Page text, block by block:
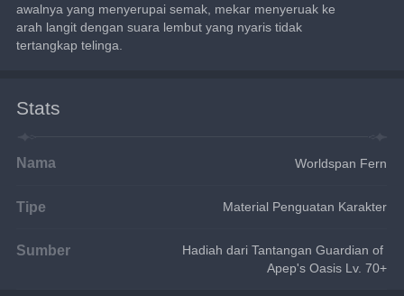
awalnya yang menyerupai semak, mekar menyeruak ke
arah langit dengan suara lembut yang nyaris tidak
tertangkap telinga.
Stats
Nama Worldspan Fern
Tipe Material Penguatan Karakter
Sumber
Hadiah dari Tantangan Guardian of
Apep's Oasis Lv. 70+